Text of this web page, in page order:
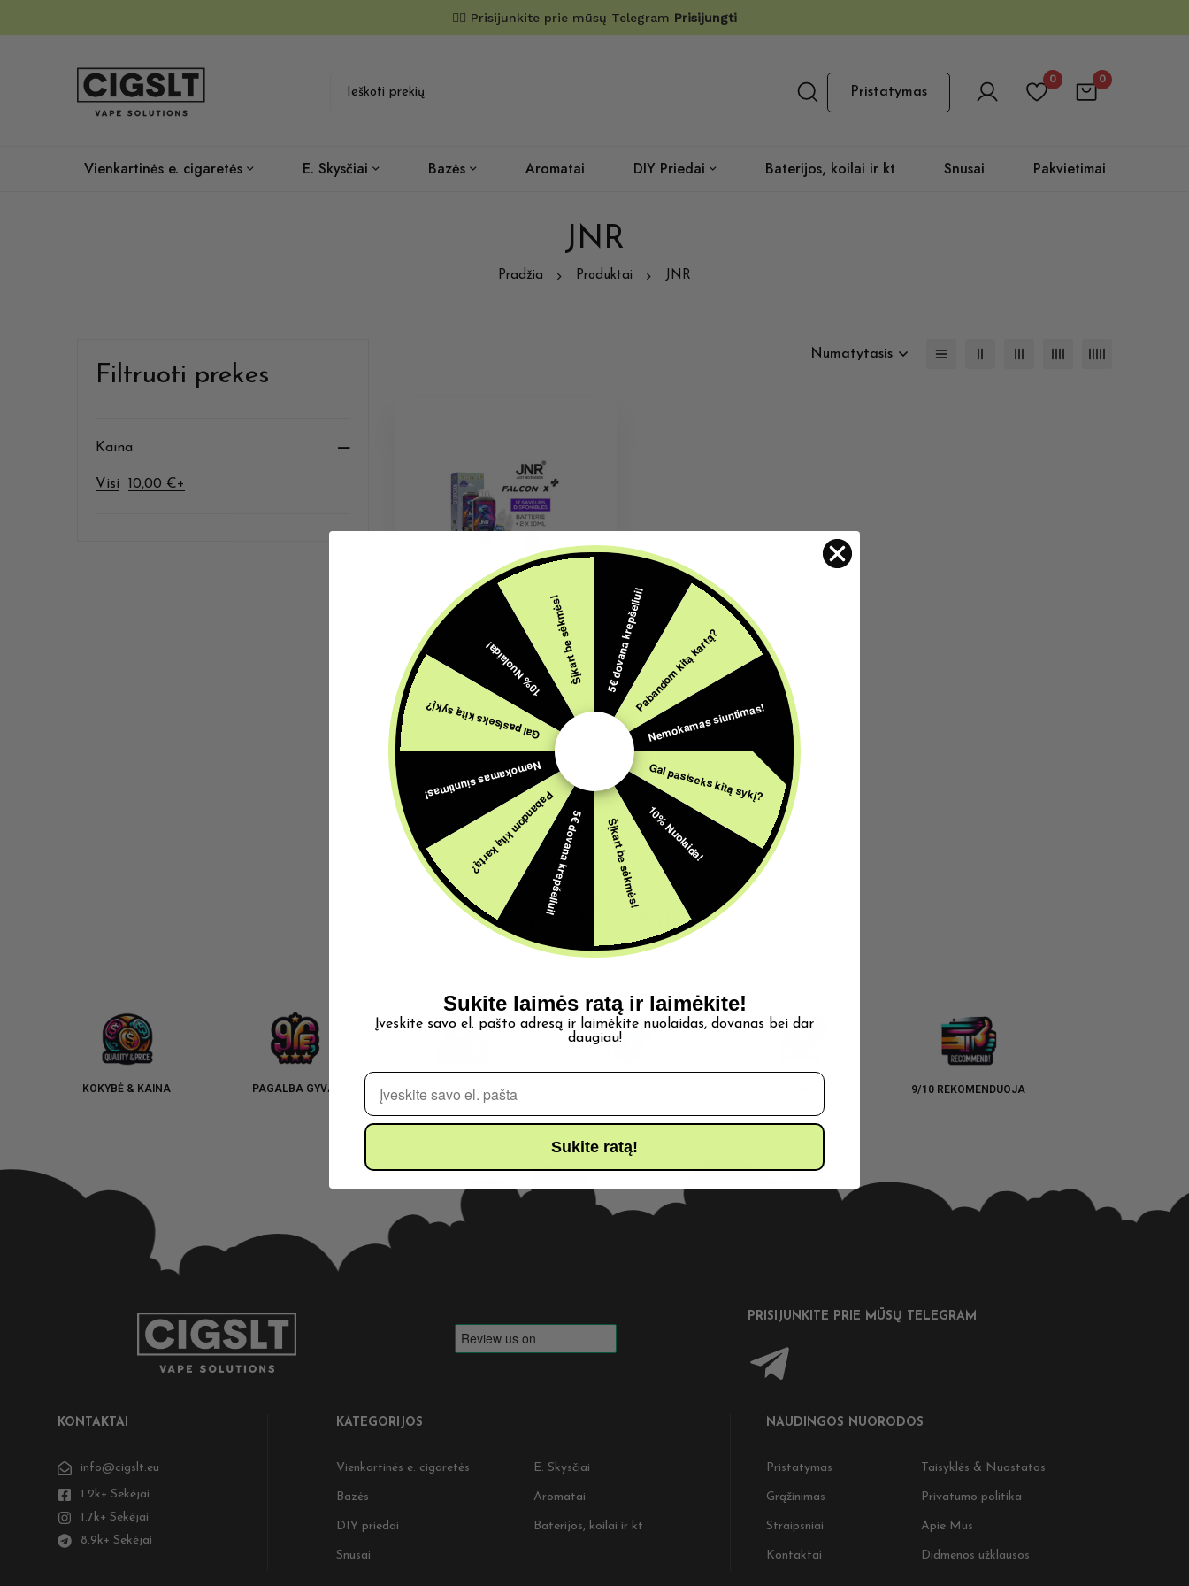
✌🏼 Prisijunkite prie mūsų Telegram Prisijungti
Pristatymas
0 0
Vienkartinės e. cigaretės E. Skysčiai Bazės Aromatai DIY Priedai Baterijos, koilai ir kt Snusai Pakvietimai
JNR
Pradžia Produktai JNR
Filtruoti prekes
Kaina
Visi 10,00 €+
Numatytasis
20MG VIENKARTINĖS
ELEKTRONINĖS CIGARETĖS
Falcon X 28K 20ml JNR
13,99
Su PVM
Kodėl rinktis mus?
KOKYBĖ & KAINA PAGALBA GYVAI NEMOKAMAS PRISTATYMAS* 9/10 REKOMENDUOJA
PRISIJUNKITE PRIE MŪSŲ TELEGRAM
KONTAKTAI
info@cigslt.eu
1.2k+ Sekėjai
1.7k+ Sekėjai
8.9k+ Sekėjai
KATEGORIJOS
Vienkartinės e. cigaretės E. Skysčiai
Bazės Aromatai
DIY priedai Baterijos, koilai ir kt
Snusai
NAUDINGOS NUORODOS
Pristatymas Taisyklės & Nuostatos
Grąžinimas Privatumo politika
Straipsniai Apie Mus
Kontaktai Didmenos užklausos
5€ dovana krepšeliui!Pabandom kitą kartą?
Nemokamas siuntimas!
Gal pasiseks kitą sykį?
10% Nuolaida!
Šįkart be sėkmės!
5€ dovana krepšeliui!
Pabandom kitą kartą?
Nemokamas siuntimas!
Gal pasiseks kitą sykį?
10% Nuolaida!Šįkart be sėkmės!
Sukite laimės ratą ir laimėkite!
Įveskite savo el. pašto adresą ir laimėkite nuolaidas, dovanas bei dar
daugiau!
El. Pašto adresas
Sukite ratą!